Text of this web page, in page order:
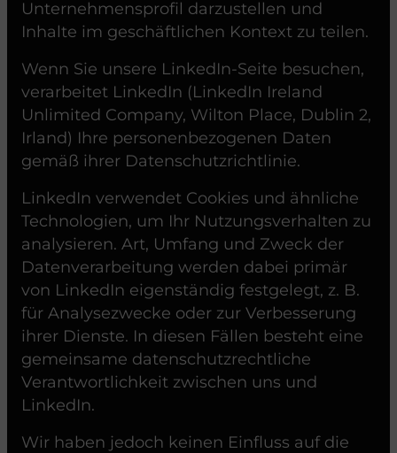
Unternehmensprofil darzustellen und
Inhalte im geschäftlichen Kontext zu teilen.
Wenn Sie unsere LinkedIn-Seite besuchen,
verarbeitet LinkedIn (LinkedIn Ireland
Unlimited Company, Wilton Place, Dublin 2,
Irland) Ihre personenbezogenen Daten
gemäß ihrer Datenschutzrichtlinie.
LinkedIn verwendet Cookies und ähnliche
Technologien, um Ihr Nutzungsverhalten zu
analysieren. Art, Umfang und Zweck der
Datenverarbeitung werden dabei primär
von LinkedIn eigenständig festgelegt, z. B.
für Analysezwecke oder zur Verbesserung
ihrer Dienste. In diesen Fällen besteht eine
gemeinsame datenschutzrechtliche
Verantwortlichkeit zwischen uns und
LinkedIn.
Wir haben jedoch keinen Einfluss auf die